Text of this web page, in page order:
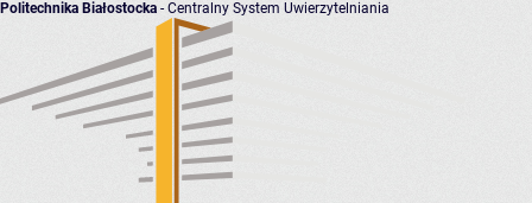
Politechnika Białostocka - Centralny System Uwierzytelniania